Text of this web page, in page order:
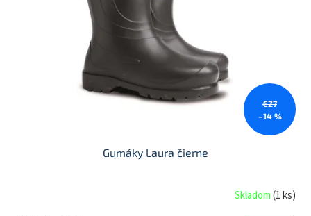
€27
–14 %
Gumáky Laura čierne
Skladom(1 ks)